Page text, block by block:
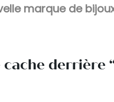
marque de
cache derrière